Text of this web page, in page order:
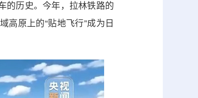
的历史。今年，拉林铁路的
高原上的“贴地飞行”成为日